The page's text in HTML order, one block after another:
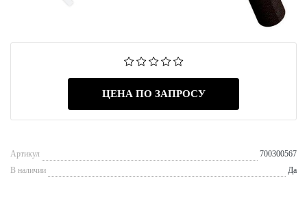
ЦЕНА ПО ЗАПРОСУ
Артикул
700300567
В наличии
Да